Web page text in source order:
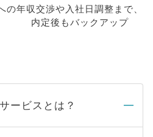
の年収交渉や入社日調整まで、
内定後もバックアップ
ービスとは？